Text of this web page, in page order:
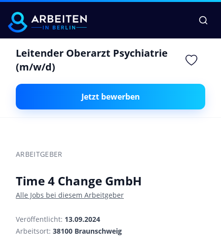
Leitender Oberarzt Psychiatrie
(m/w/d)
Jetzt bewerben
ARBEITGEBER
Time 4 Change GmbH
Alle Jobs bei diesem Arbeitgeber
Veröffentlicht: 13.09.2024
Arbeitsort: 38100 Braunschweig